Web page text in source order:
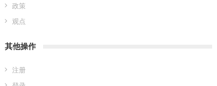
政策
观点
其他操作
注册